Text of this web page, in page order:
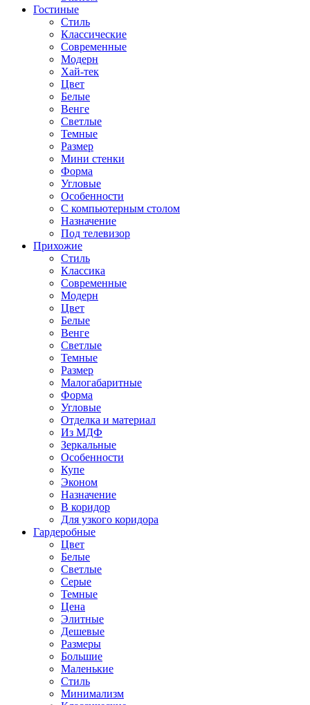
Гостиные
Стиль
Классические
Современные
Модерн
Хай-тек
Цвет
Белые
Венге
Светлые
Темные
Размер
Мини стенки
Форма
Угловые
Особенности
С компьютерным столом
Назначение
Под телевизор
Прихожие
Стиль
Классика
Современные
Модерн
Цвет
Белые
Венге
Светлые
Темные
Размер
Малогабаритные
Форма
Угловые
Отделка и материал
Из МДФ
Зеркальные
Особенности
Купе
Эконом
Назначение
В коридор
Для узкого коридора
Гардеробные
Цвет
Белые
Светлые
Серые
Темные
Цена
Элитные
Дешевые
Размеры
Большие
Маленькие
Стиль
Минимализм